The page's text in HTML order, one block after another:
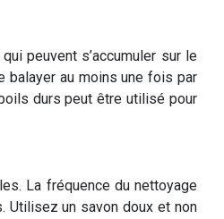
peuvent s’accumuler sur le
balayer au moins une fois par
durs peut être utilisé pour
La fréquence du nettoyage
Utilisez un savon doux et non